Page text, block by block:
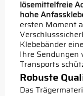
lösemittelfreie
hohe
ersten Moment
Klebebänder eine
Ihre Sendungen
Transports
Robuste
Das